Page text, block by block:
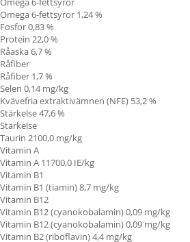
Omega 6-fettsyror 1,24 %
Fosfor 0,83 %
Protein 22,0 %
Råaska 6,7 %
Råfiber
Råfiber 1,7 %
Selen 0,14 mg/kg
Kvävefria extraktivämnen (NFE) 53,2 %
Stärkelse 47,6 %
Stärkelse
Taurin 2100,0 mg/kg
Vitamin A
Vitamin A 11700,0 IE/kg
Vitamin B1
Vitamin B1 (tiamin)8,7 mg/kg
Vitamin B12
Vitamin B12 (cyanokobalamin) 0,09 mg/kg
Vitamin B12 (cyanokobalamin) 0,09 mg/kg
Vitamin B2 (riboflavin) 4,4 mg/kg